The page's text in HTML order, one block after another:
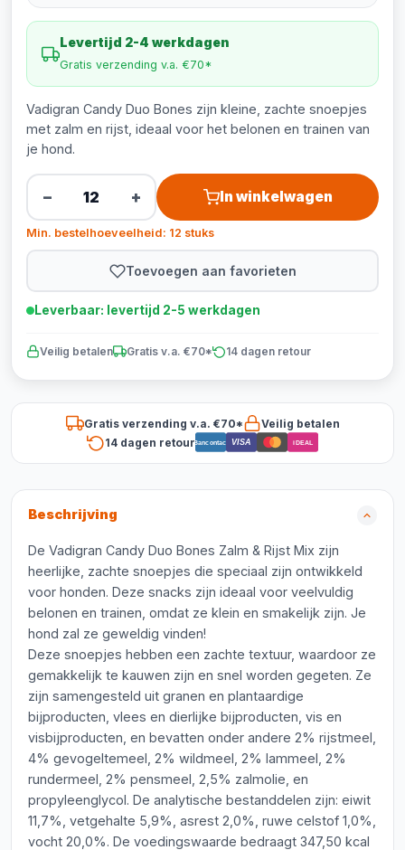
Levertijd 2-4 werkdagen
Gratis verzending v.a. €70*
Vadigran Candy Duo Bones zijn kleine, zachte snoepjes
met zalm en rijst, ideaal voor het belonen en trainen van
je hond.
− + In winkelwagen
Min. bestelhoeveelheid: 12 stuks
Toevoegen aan favorieten
Leverbaar: levertijd 2-5 werkdagen
Veilig betalen Gratis v.a. €70* 14 dagen retour
Gratis verzending v.a. €70*
Veilig betalen
14 dagen retourBancontact VISA iDEAL
Beschrijving
De Vadigran Candy Duo Bones Zalm & Rijst Mix zijn
heerlijke, zachte snoepjes die speciaal zijn ontwikkeld
voor honden. Deze snacks zijn ideaal voor veelvuldig
belonen en trainen, omdat ze klein en smakelijk zijn. Je
hond zal ze geweldig vinden!
Deze snoepjes hebben een zachte textuur, waardoor ze
gemakkelijk te kauwen zijn en snel worden gegeten. Ze
zijn samengesteld uit granen en plantaardige
bijproducten, vlees en dierlijke bijproducten, vis en
visbijproducten, en bevatten onder andere 2% rijstmeel,
4% gevogeltemeel, 2% wildmeel, 2% lammeel, 2%
rundermeel, 2% pensmeel, 2,5% zalmolie, en
propyleenglycol. De analytische bestanddelen zijn: eiwit
11,7%, vetgehalte 5,9%, asrest 2,0%, ruwe celstof 1,0%,
vocht 20,0%. De voedingswaarde bedraagt 347,50 kcal